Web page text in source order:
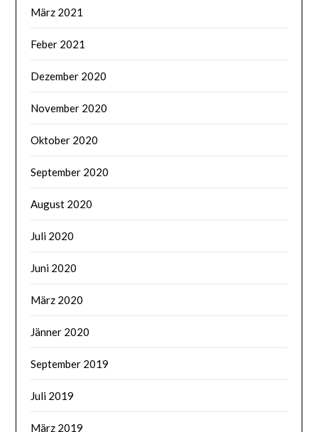
März 2021
Feber 2021
Dezember 2020
November 2020
Oktober 2020
September 2020
August 2020
Juli 2020
Juni 2020
März 2020
Jänner 2020
September 2019
Juli 2019
März 2019